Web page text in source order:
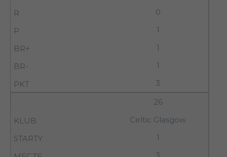
0
1
1
1
3
26
Celtic Glasgow
1